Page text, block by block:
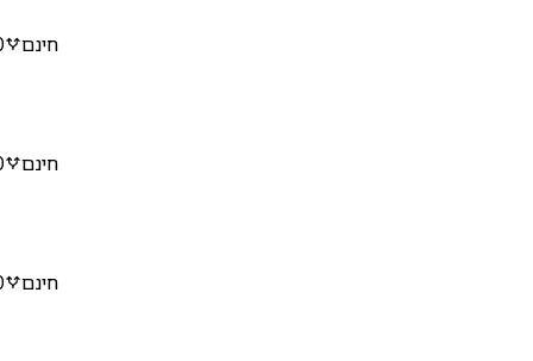
חינם
חינם
חינם